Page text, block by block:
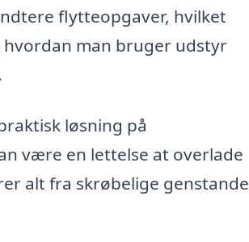
flytteopgaver, hvilket
man bruger udstyr
løsning på
være en lettelse at overlade
alt fra skrøbelige genstande